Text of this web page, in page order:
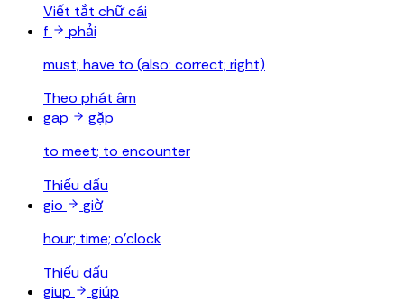
Viết tắt chữ cái
f
phải
must; have to (also: correct; right)
Theo phát âm
gap
gặp
to meet; to encounter
Thiếu dấu
gio
giờ
hour; time; o'clock
Thiếu dấu
giup
giúp